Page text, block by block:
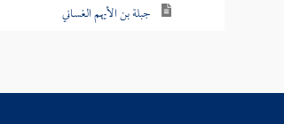
جبلة بن الأيهم الغساني
الوليد بن عتبة